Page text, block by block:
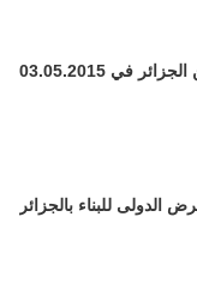
في 03.05.2015
الدولى للبناء بالجزائر